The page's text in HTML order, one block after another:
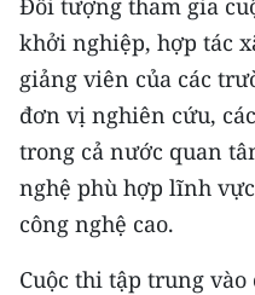
Media Y tế
Media Khoa học -
Media Môi trường
Ảnh
Đối tượng tham gia
khởi nghiệp, hợp tác
giảng viên của các
đơn vị nghiên cứu,
trong cả nước quan
nghệ phù hợp lĩnh
công nghệ cao.
Cuộc thi tập trung